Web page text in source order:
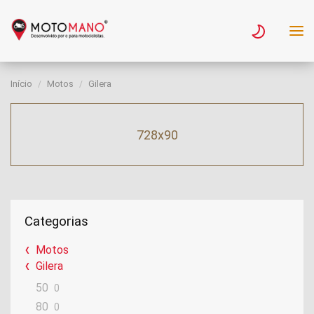
Início Motos Gilera
728x90
Categorias
Motos
Gilera
50
0
80 0